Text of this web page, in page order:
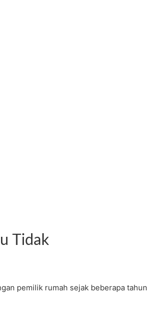
Tidak
pemilik rumah sejak beberapa tahun